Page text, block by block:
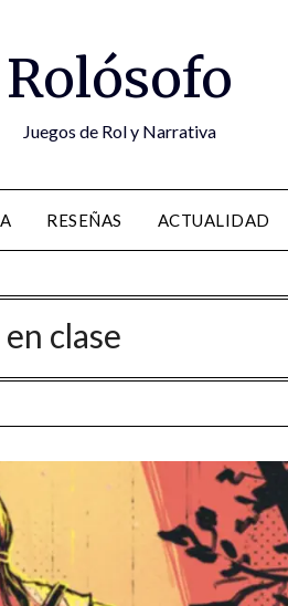
Rolósofo
Juegos de Rol y Narrativa
RESEÑAS ACTUALIDAD
clase